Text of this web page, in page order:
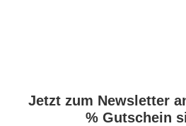
Jetzt zum Newsletter
% Gutschein